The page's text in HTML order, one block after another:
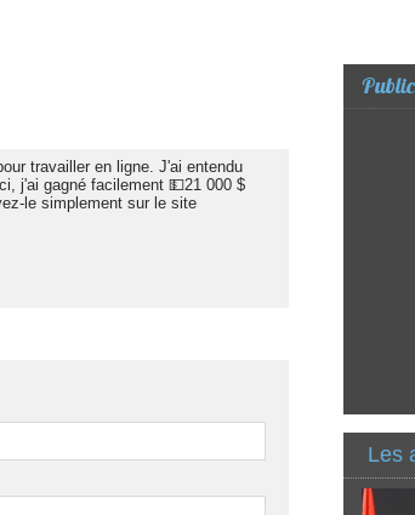
travailler en ligne. J'ai entendu
j'ai gagné facilement 💵21 000 $
le simplement sur le site
Les